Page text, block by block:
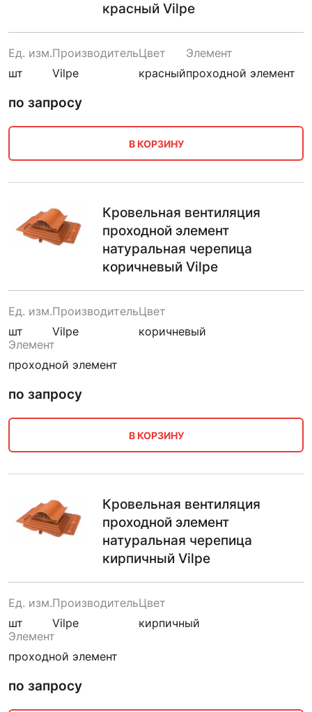
красный Vilpe
Ед. изм.
шт
Производитель
Vilpe
Цвет
красный
Элемент
проходной элемент
по запросу
В КОРЗИНУ
Кровельная вентиляция
проходной элемент
натуральная черепица
коричневый Vilpe
Ед. изм.
шт
Производитель
Vilpe
Цвет
коричневый
Элемент
проходной элемент
по запросу
В КОРЗИНУ
Кровельная вентиляция
проходной элемент
натуральная черепица
кирпичный Vilpe
Ед. изм.
шт
Производитель
Vilpe
Цвет
кирпичный
Элемент
проходной элемент
по запросу